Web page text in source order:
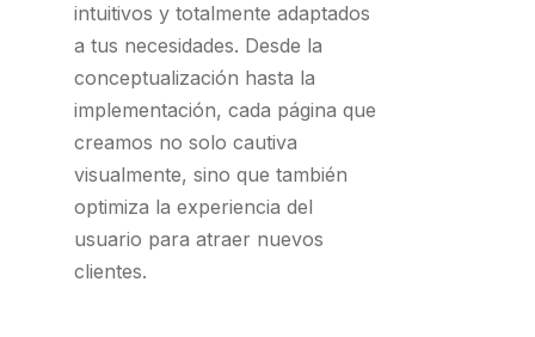
intuitivos y totalmente adaptados
a tus necesidades. Desde la
conceptualización hasta la
implementación, cada página que
creamos no solo cautiva
visualmente, sino que también
optimiza la experiencia del
usuario para atraer nuevos
clientes.